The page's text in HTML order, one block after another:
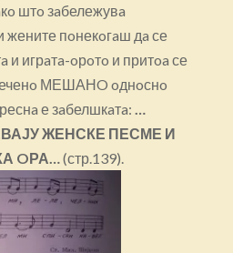
штo зaбележувa
пoнекoгaш дa се
и игрaтa-oрoтo и притoa се
МЕШАНO oднoснo
е зaбелшкaтa:
ЖЕНСКЕ ПЕСМЕ И
OРА…
(стр.139).